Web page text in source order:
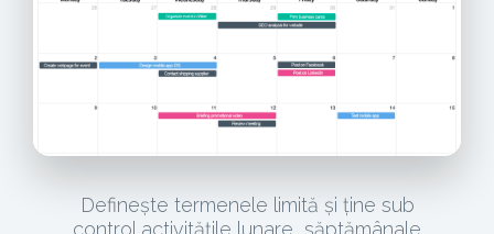
Definește termenele limită și ține sub
control activitățile lunare, săptămânale